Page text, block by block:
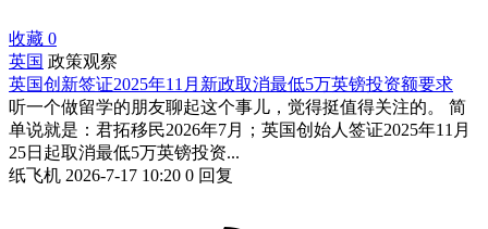
收藏 0
英国 政策观察
英国创新签证2025年11月新政取消最低5万英镑投资额要求
听一个做留学的朋友聊起这个事儿，觉得挺值得关注的。 简
单说就是：君拓移民2026年7月；英国创始人签证2025年11月
25日起取消最低5万英镑投资...
纸飞机 2026-7-17 10:20 0 回复